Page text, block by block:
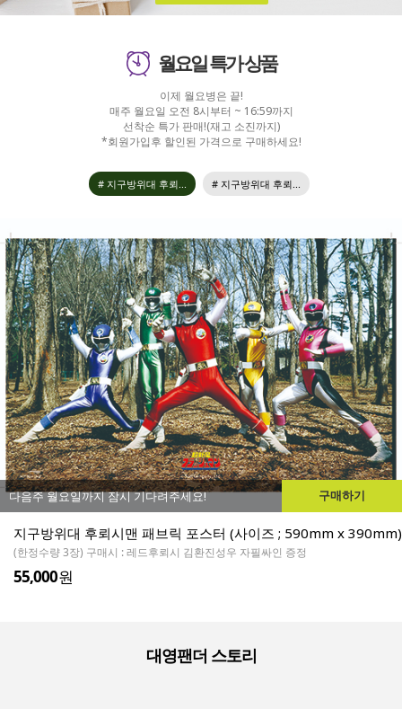
월요일 특가 상품
이제 월요병은 끝!
매주 월요일 오전 8시부터 ~ 16:59까지
선착순 특가 판매!(재고 소진까지)
*회원가입후 할인된 가격으로 구매하세요!
# 지구방위대 후뢰... # 지구방위대 후뢰...
다음주 월요일까지 잠시 기다려주세요! 구매하기
지구방위대 후뢰시맨 패브릭 포스터 (사이즈 ; 590mm x 390mm)
(한정수량 3장) 구매시 : 레드후뢰시 김환진성우 자필싸인 증정
55,000원
대영팬더 스토리